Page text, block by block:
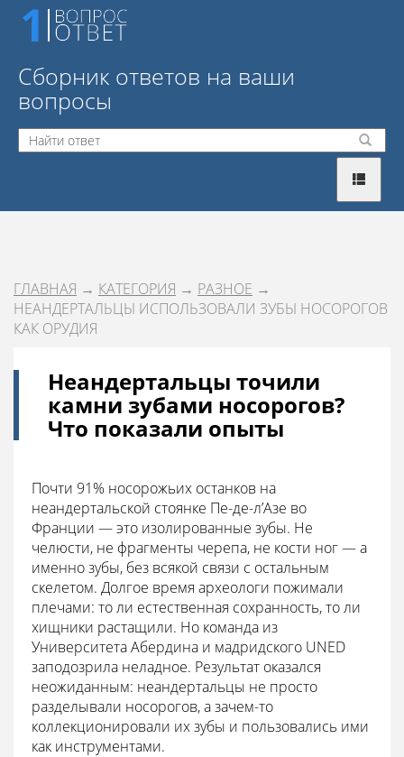
Сборник ответов на ваши
вопросы
ГЛАВНАЯ → КАТЕГОРИЯ → РАЗНОЕ →
НЕАНДЕРТАЛЬЦЫ ИСПОЛЬЗОВАЛИ ЗУБЫ НОСОРОГОВ
КАК ОРУДИЯ
Неандертальцы точили
камни зубами носорогов?
Что показали опыты
Почти 91% носорожьих останков на
неандертальской стоянке Пе-де-л’Азе во
Франции — это изолированные зубы. Не
челюсти, не фрагменты черепа, не кости ног — а
именно зубы, без всякой связи с остальным
скелетом. Долгое время археологи пожимали
плечами: то ли естественная сохранность, то ли
хищники растащили. Но команда из
Университета Абердина и мадридского UNED
заподозрила неладное. Результат оказался
неожиданным: неандертальцы не просто
разделывали носорогов, а зачем-то
коллекционировали их зубы и пользовались ими
как инструментами.